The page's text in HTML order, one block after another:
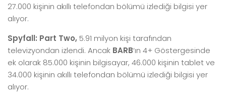
27.000 kişinin akıllı telefondan bölümü izlediği bilgisi yer
alıyor.
Spyfall: Part Two,5.91 milyon kişi tarafından
televizyondan izlendi. Ancak BARB‘ın 4+ Göstergesinde
ek olarak 85.000 kişinin bilgisayar, 46.000 kişinin tablet ve
34.000 kişinin akıllı telefondan bölümü izlediği bilgisi yer
alıyor.